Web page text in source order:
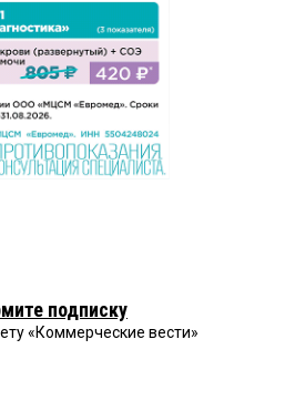
подписку
«Коммерческие вести»